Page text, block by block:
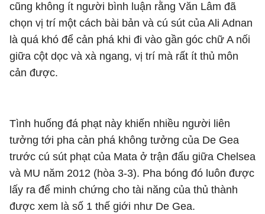
cũng không ít người bình luận rằng Văn Lâm đã
chọn vị trí một cách bài bản và cú sút của Ali Adnan
là quá khó để cản phá khi đi vào gần góc chữ A nối
giữa cột dọc và xà ngang, vị trí mà rất ít thủ môn
cản được.
Tình huống đá phạt này khiến nhiều người liên
tưởng tới pha cản phá không tưởng của De Gea
trước cú sút phạt của Mata ở trận đấu giữa Chelsea
và MU năm 2012 (hòa 3-3). Pha bóng đó luôn được
lấy ra để minh chứng cho tài năng của thủ thành
được xem là số 1 thế giới như De Gea.